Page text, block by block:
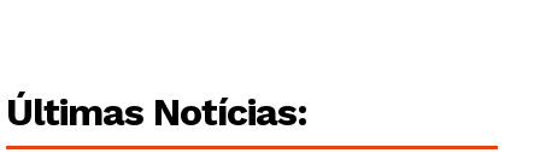
Últimas Notícias: